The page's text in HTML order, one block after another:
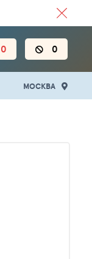
0 0
МОСКВА